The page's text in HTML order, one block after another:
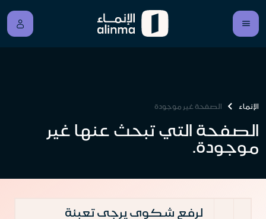
الإنماء الصفحة غير موجودة
الصفحة التي تبحث عنها غير
موجودة.
لرفع شكوى يرجى تعبئة